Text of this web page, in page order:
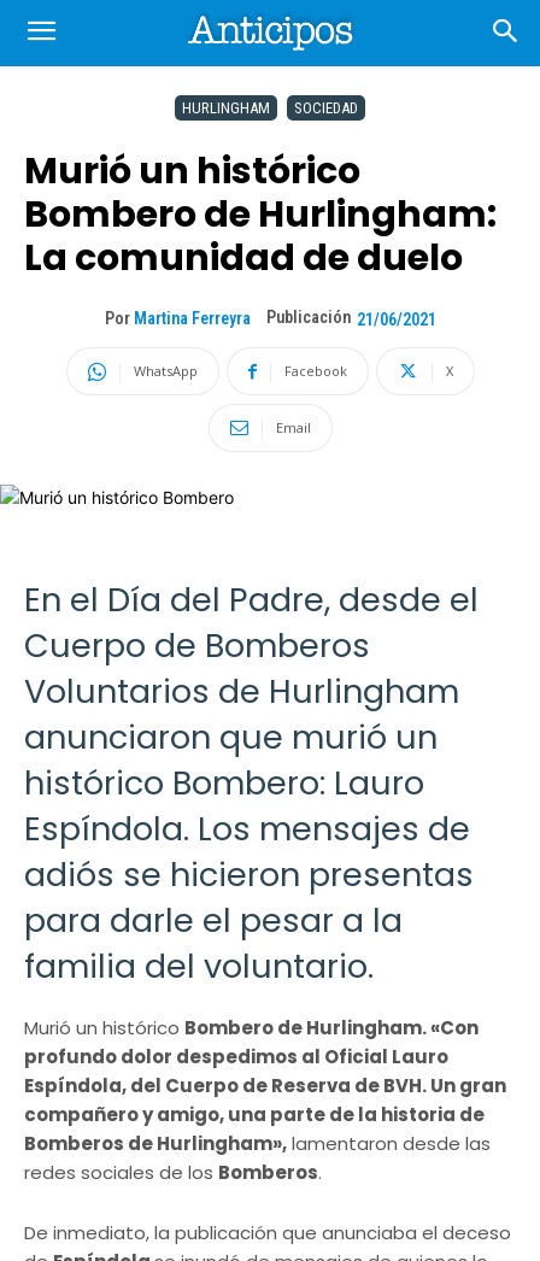
HURLINGHAM SOCIEDAD
Murió un histórico
Bombero de Hurlingham:
La comunidad de duelo
Por Martina Ferreyra Publicación 21/06/2021
WhatsApp Facebook X
Email
En el Día del Padre, desde el
Cuerpo de Bomberos
Voluntarios de Hurlingham
anunciaron que murió un
histórico Bombero: Lauro
Espíndola. Los mensajes de
adiós se hicieron presentas
para darle el pesar a la
familia del voluntario.
Murió un histórico Bombero de Hurlingham. «Con
profundo dolor despedimos al Oficial Lauro
Espíndola, del Cuerpo de Reserva de BVH. Un gran
compañero y amigo, una parte de la historia de
Bomberos de Hurlingham»,lamentaron desde las
redes sociales de los Bomberos.
De inmediato, la publicación que anunciaba el deceso